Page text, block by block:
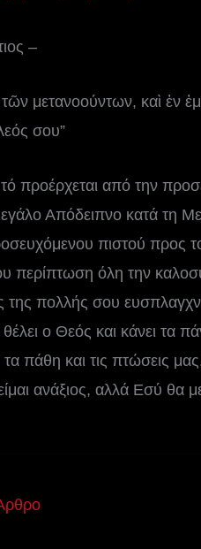
–
μετανοούντων, καὶ ἐν
σου”
προέρχεται από την
Απόδειπνο κατά τη
πιστού προς
περίπτωση όλη την
της πολλής σου
ο Θεός και κάνει τα
πάθη και τις πτώσεις
ανάξιος, αλλά Εσύ θα